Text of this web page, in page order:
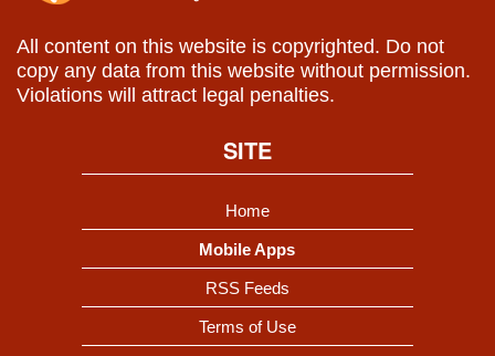
All content on this website is copyrighted. Do not
copy any data from this website without permission.
Violations will attract legal penalties.
SITE
Home
Mobile Apps
RSS Feeds
Terms of Use